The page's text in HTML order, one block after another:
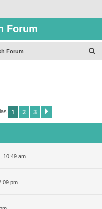
Forum
Forum
1 2 3
10:49 am
pm